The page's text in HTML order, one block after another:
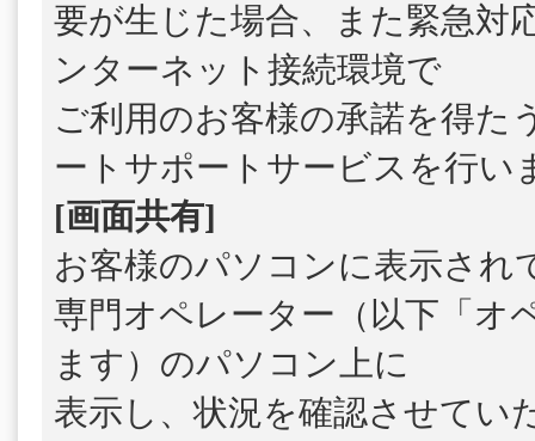
要が生じた場合、また緊急対
ンターネット接続環境で
ご利用のお客様の承諾を得た
ートサポートサービスを行い
[画面共有]
お客様のパソコンに表示され
専門オペレーター（以下「オ
ます）のパソコン上に
表示し、状況を確認させてい